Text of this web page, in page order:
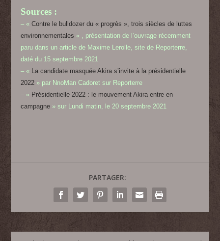
Sources :
–«Contre le bulldozer du « progrès », trois siècles de luttes
environnementales « , présentation de l’ouvrage récemment
paru dans un article de Maxime Lerolle, site de Reporterre,
daté du 15 septembre 2021
– « La candidate masquée Akira s’invite à la présidentielle
2022 » par NnoMan Cadoret sur Reporterre
– « Présidentielle 2022 : le mouvement Akira entre en
campagne » sur Lundi matin, le 20 septembre 2021
PARTAGER: